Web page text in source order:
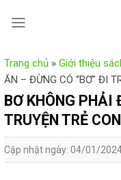
Trang chủ » Giới thiệu
ĂN – ĐỪNG CÓ “BƠ” ĐI
BƠ KHÔNG PHẢI
TRUYỆN TRẺ
Cập nhật ngày: 04/01/